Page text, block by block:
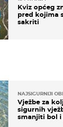
NAJSIGURNIJI
Vježbe za
sigurnih
smanjiti bol
Kviz općeg
pred kojima
sakriti